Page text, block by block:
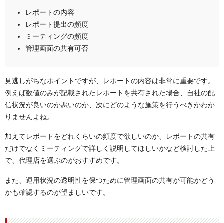
レポートの内容
レポート提出の頻度
ミーティングの頻度
管理画面の共有可否
見逃しがちなポイントですが、レポートの内容は非常に重要です。
例えば数値のみが記載されたレポートを共有された場合、自社の配
信状況が良いのか悪いのか、次にどのような施策を行うべきかわか
りませんよね。
加えてレポートをどれくらいの頻度で欲しいのか、レポートの共有
だけでなくミーティングで詳しく説明してほしいかなど検討した上
で、代理店を選ぶのがおすすめです。
また、運用状況の透明性を保つために管理画面の共有が可能かどう
かも確認するのが望ましいです。